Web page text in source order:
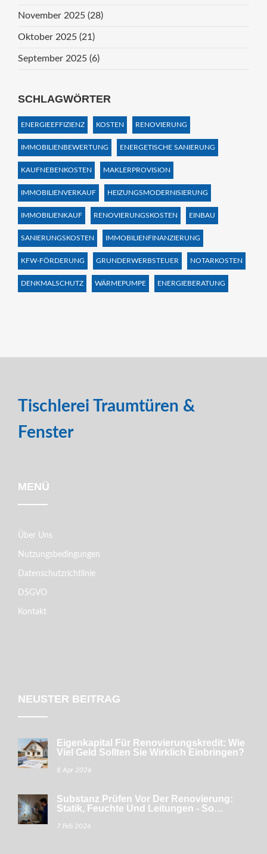
November 2025 (28)
Oktober 2025 (21)
September 2025 (6)
SCHLAGWÖRTER
ENERGIEEFFIZIENZ KOSTEN RENOVIERUNG
IMMOBILIENBEWERTUNG ENERGETISCHE SANIERUNG
KAUFNEBENKOSTEN MAKLERPROVISION
IMMOBILIENVERKAUF HEIZUNGSMODERNISIERUNG
IMMOBILIENKAUF RENOVIERUNGSKOSTEN EINBAU
SANIERUNGSKOSTEN IMMOBILIENFINANZIERUNG
KFW-FÖRDERUNG GRUNDERWERBSTEUER NOTARKOSTEN
DENKMALSCHUTZ WÄRMEPUMPE ENERGIEBERATUNG
Tischlerei Traumtüren &
Fenster
MENÜ
Über Uns
Nutzungsbedingungen
Datenschutzrichtlinie
DSGVO
Kontakt
NEUSTER BEITRAG
Eigenkapital Für Renovierungskredit: Wie
Viel Geld Sollten Sie Wirklich Einbringen?
8 Apr 2026
Substanz Prüfen Vor Der Renovierung:
Statik, Feuchte Und Leitungen - So
7 Feb 2026